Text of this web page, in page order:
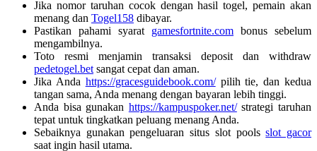
Jika nomor taruhan cocok dengan hasil togel, pemain akan
menang dan Togel158 dibayar.
Pastikan pahami syarat gamesfortnite.com bonus sebelum
mengambilnya.
Toto resmi menjamin transaksi deposit dan withdraw
pedetogel.bet sangat cepat dan aman.
Jika Anda https://gracesguidebook.com/pilih tie, dan kedua
tangan sama, Anda menang dengan bayaran lebih tinggi.
Anda bisa gunakan https://kampuspoker.net/strategi taruhan
tepat untuk tingkatkan peluang menang Anda.
Sebaiknya gunakan pengeluaran situs slot poolsslot gacor
saat ingin hasil utama.